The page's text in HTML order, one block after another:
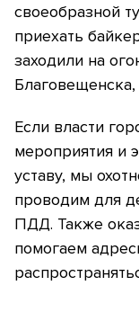
своеобразной
приехать
заходили на
Если власти
мероприятия и
уставу, мы
проводим для
ПДД. Также
помогаем